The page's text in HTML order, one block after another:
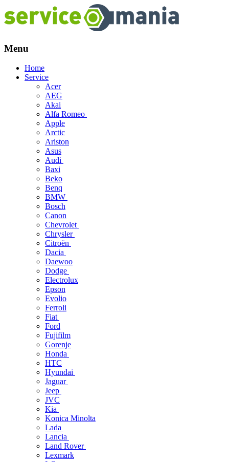
Menu
Skip
Home
Service
Acer
AEG
Akai
Alfa Romeo
Apple
Arctic
Ariston
Asus
Audi
Baxi
Beko
Benq
BMW
Bosch
Canon
Chevrolet
Chrysler
Citroën
Dacia
Daewoo
Dodge
Electrolux
Epson
Evolio
Ferroli
Fiat
Ford
Fujifilm
Gorenje
Honda
HTC
Hyundai
Jaguar
Jeep
JVC
Kia
Konica Minolta
Lada
Lancia
Land Rover
Lexmark